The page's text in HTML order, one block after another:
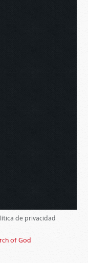
de privacidad
of God